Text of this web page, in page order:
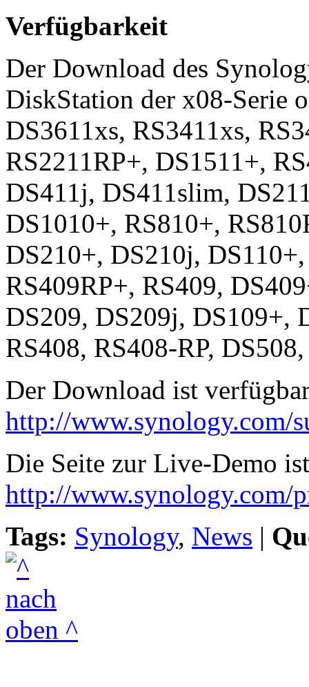
Verfügbarkeit
Der Download des
DiskStation der x08-Serie
DS3611xs, RS3411xs,
RS2211RP+, DS1511+,
DS411j, DS411slim,
DS1010+, RS810+,
DS210+, DS210j,
RS409RP+, RS409,
DS209, DS209j, DS109+,
RS408, RS408-RP,
Der Download ist
http://www.synology.com/
Die Seite zur Live-Demo
http://www.synology.com/
Tags: Synology, News |